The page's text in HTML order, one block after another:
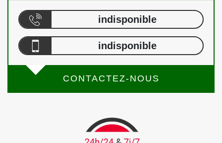
indisponible
indisponible
CONTACTEZ-NOUS